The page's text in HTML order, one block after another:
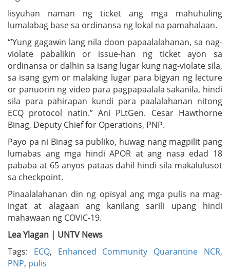
Iisyuhan naman ng ticket ang mga mahuhuling
lumalabag base sa ordinansa ng lokal na pamahalaan.
“’Yung gagawin lang nila doon papaalalahanan, sa nag-
violate pabalikin or issue-han ng ticket ayon sa
ordinansa or dalhin sa isang lugar kung nag-violate sila,
sa isang gym or malaking lugar para bigyan ng lecture
or panuorin ng video para pagpapaalala sakanila, hindi
sila para pahirapan kundi para paalalahanan nitong
ECQ protocol natin.” Ani PLtGen. Cesar Hawthorne
Binag, Deputy Chief for Operations, PNP.
Payo pa ni Binag sa publiko, huwag nang magpilit pang
lumabas ang mga hindi APOR at ang nasa edad 18
pababa at 65 anyos pataas dahil hindi sila makalulusot
sa checkpoint.
Pinaalalahanan din ng opisyal ang mga pulis na mag-
ingat at alagaan ang kanilang sarili upang hindi
mahawaan ng COVIC-19.
Lea Ylagan | UNTV News
Tags: ECQ, Enhanced Community Quarantine NCR,
PNP, pulis